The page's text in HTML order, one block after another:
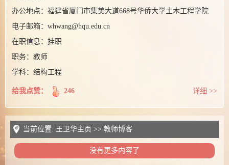
办公地点： 福建省厦门市集美大道668号华侨大学土木工程学院
电子邮箱： whwang@hqu.edu.cn
在职信息： 挂职
职务： 教师
学科：结构工程
给我点赞： 246 详细 >>
当前位置: 王卫华主页 >> 教师博客
没有更多内容了